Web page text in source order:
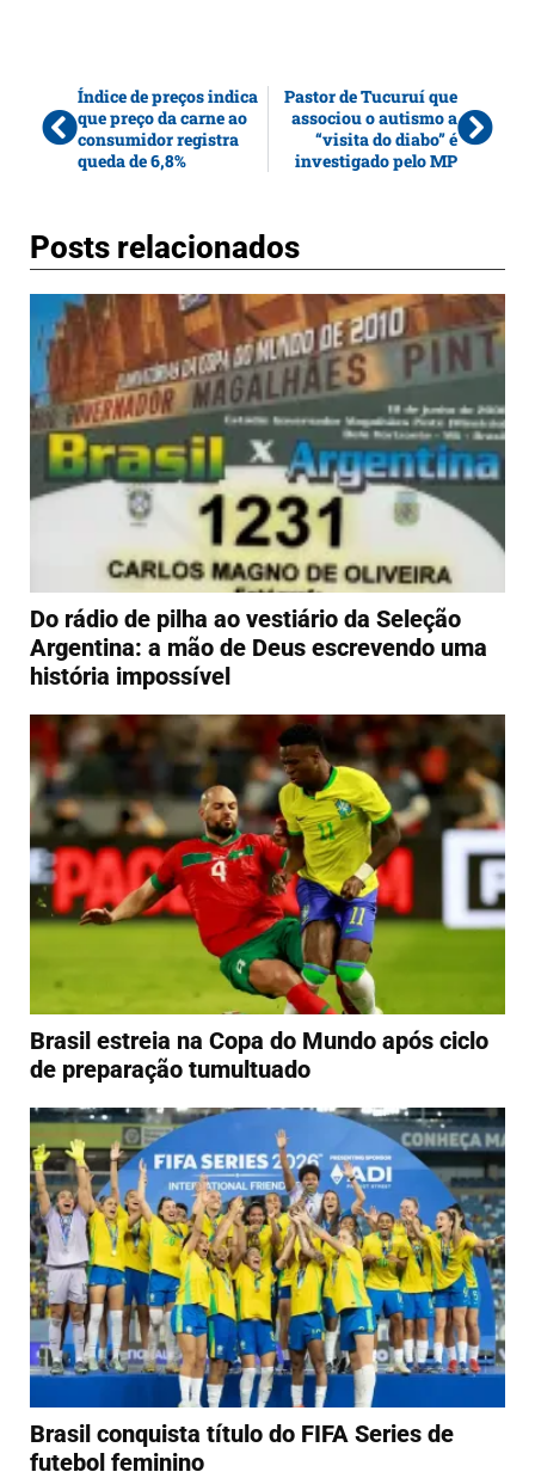
Índice de preços indica
que preço da carne ao
consumidor registra
queda de 6,8%
Pastor de Tucuruí que
associou o autismo a
“visita do diabo” é
investigado pelo MP
Posts relacionados
Do rádio de pilha ao vestiário da Seleção
Argentina: a mão de Deus escrevendo uma
história impossível
Brasil estreia na Copa do Mundo após ciclo
de preparação tumultuado
Brasil conquista título do FIFA Series de
futebol feminino